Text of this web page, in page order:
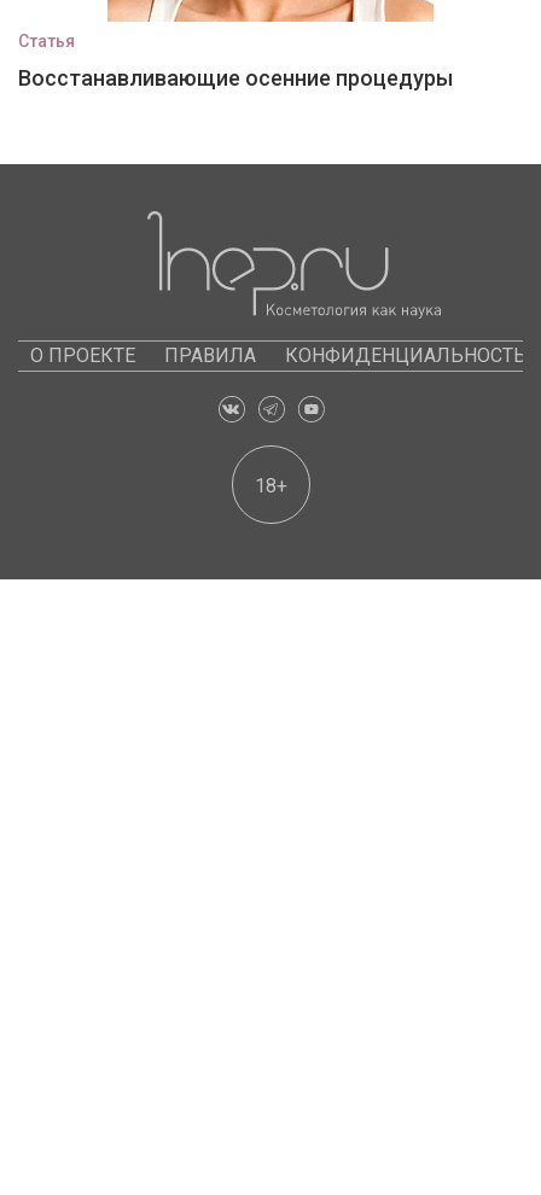
Статья
Восстанавливающие осенние процедуры
О ПРОЕКТЕ ПРАВИЛА КОНФИДЕНЦИАЛЬНОСТЬ
18+